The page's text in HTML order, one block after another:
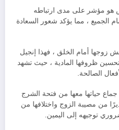
هو مؤشر على مدى ارتباطه
الجميع ، مما يؤكد شعور السعادة
زوجها أمام الخلق ، فهذا إنجيل
ظروفها المادية ، حيث تشهد
الصالحة.
حياتها معها من فتحة الشرج
من مصيبة الزوج واختلافها من
توجيهه إلى اليمين.